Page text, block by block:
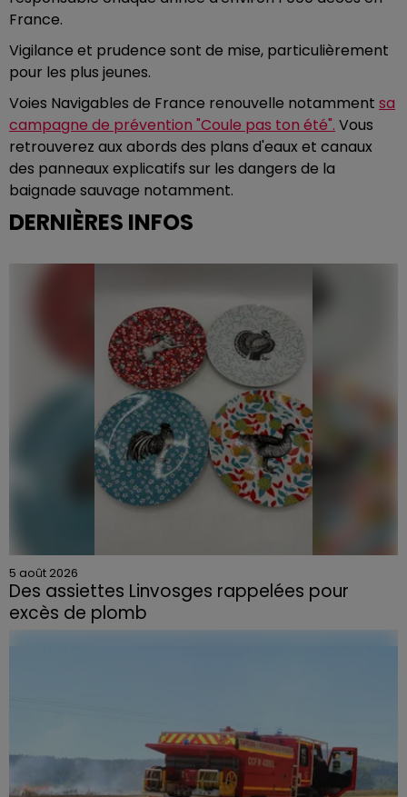
France.
Vigilance et prudence sont de mise, particulièrement
pour les plus jeunes.
Voies Navigables de France renouvelle notamment sa
campagne de prévention "Coule pas ton été". Vous
retrouverez aux abords des plans d'eaux et canaux
des panneaux explicatifs sur les dangers de la
baignade sauvage notamment.
DERNIÈRES INFOS
5 août 2026
Des assiettes Linvosges rappelées pour
excès de plomb
Du plomb a été détecté dans deux assiettes en